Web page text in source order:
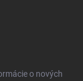
o nových